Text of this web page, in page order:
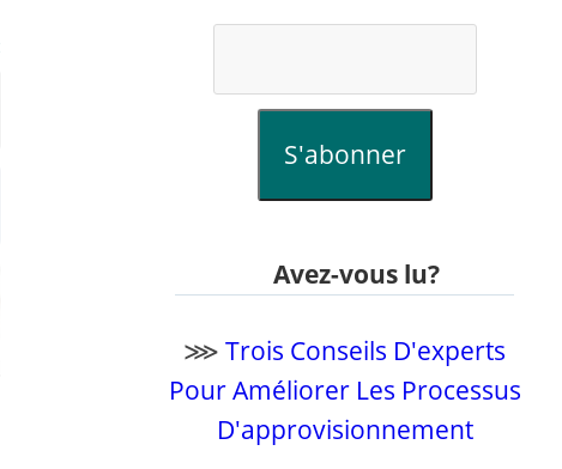
S'abonner
Avez-vous lu?
⋙Trois Conseils D'experts
Pour Améliorer Les Processus
D'approvisionnement